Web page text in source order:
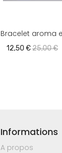
Bracelet aroma
12,50 €25,00 €
Informations
A propos